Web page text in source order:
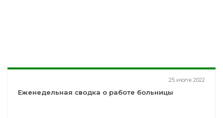
25 июля 2022
Еженедельная сводка о работе больницы